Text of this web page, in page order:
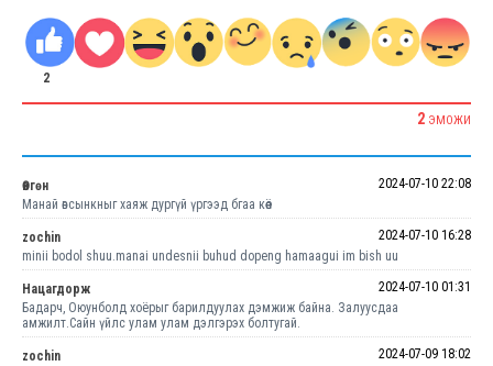
2
2 ЭМОЖИ
Өвгөн
2024-07-10 22:08
Манай өвсынкныг хаяж дургүй үргээд бгаа көөё
zochin
2024-07-10 16:28
minii bodol shuu.manai undesnii buhud dopeng hamaagui im bish uu
Нацагдорж
2024-07-10 01:31
Бадарч, Оюунболд хоёрыг барилдуулах дэмжиж байна. Залуусдаа
амжилт.Сайн үйлс улам улам дэлгэрэх болтугай.
zochin
2024-07-09 18:02